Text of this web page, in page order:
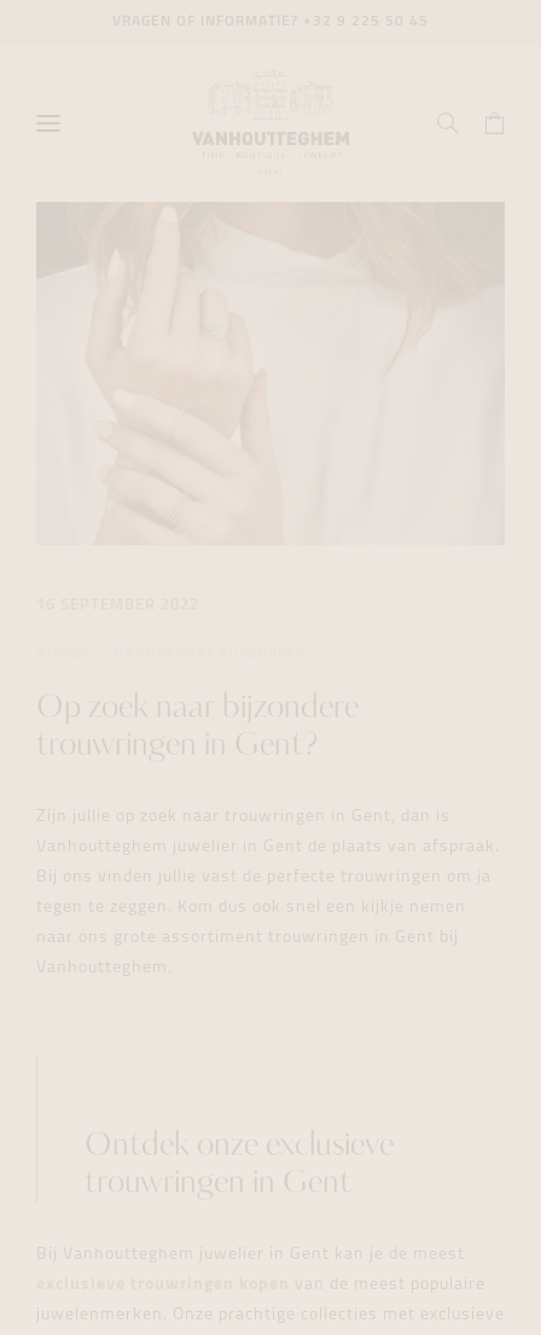
Op zoek naar bijzondere
trouwringen in Gent?
Zijn jullie op zoek naar trouwringen in Gent, dan is
Vanhoutteghem juwelier in Gent de plaats van afspraak.
Bij ons vinden jullie vast de perfecte trouwringen om ja
tegen te zeggen. Kom dus ook snel een kijkje nemen
naar ons grote assortiment trouwringen in Gent bij
Vanhoutteghem.
Ontdek onze exclusieve
trouwringen in Gent
Bij Vanhoutteghem juwelier in Gent kan je de meest
van de meest populaire
juwelenmerken. Onze prachtige collecties met exclusieve